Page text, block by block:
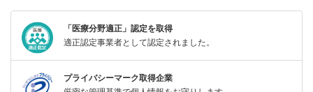
「医療分野適正」認定を取得
適正認定事業者として認定されました。
プライバシーマーク取得企業